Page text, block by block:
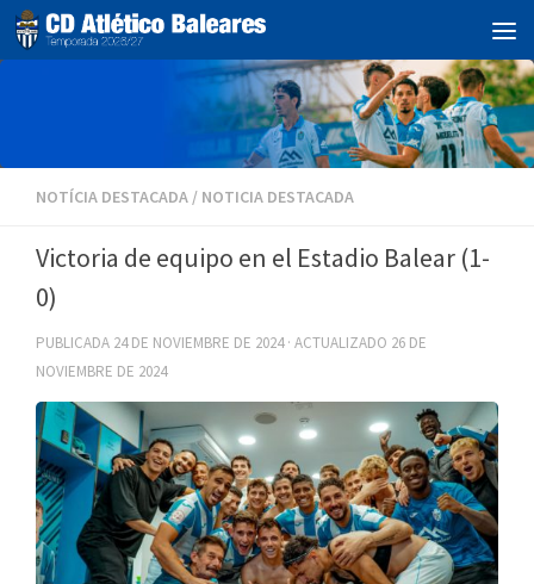
Debajo del contenido
NOTÍCIA DESTACADA / NOTICIA DESTACADA
Victoria de equipo en el Estadio Balear (1-
0)
PUBLICADA 24 DE NOVIEMBRE DE 2024· ACTUALIZADO 26 DE
NOVIEMBRE DE 2024